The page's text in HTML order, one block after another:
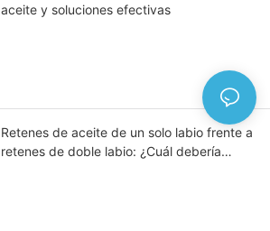
aceite y soluciones efectivas
Retenes de aceite de un solo labio frente a
retenes de doble labio: ¿Cuál debería